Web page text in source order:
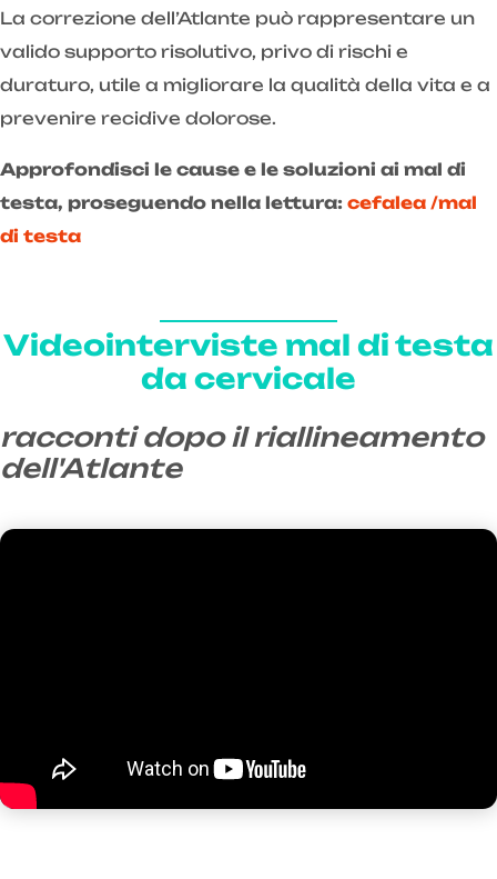
La correzione dell’Atlante può rappresentare un
valido supporto risolutivo, privo di rischi e
duraturo, utile a migliorare la qualità della vita e a
prevenire recidive dolorose.
Approfondisci le cause e le soluzioni ai mal di
testa, proseguendo nella lettura: cefalea /mal
di testa
Videointerviste mal di testa
da cervicale
racconti dopo il riallineamento
dell'Atlante